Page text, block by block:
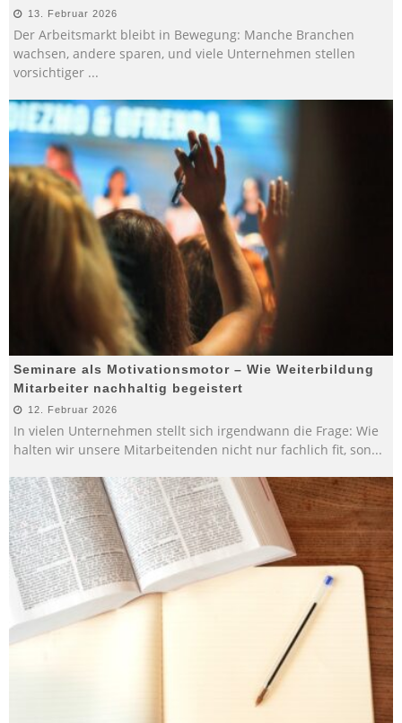
13. Februar 2026
Der Arbeitsmarkt bleibt in Bewegung: Manche Branchen
wachsen, andere sparen, und viele Unternehmen stellen
vorsichtiger ...
Seminare als Motivationsmotor – Wie Weiterbildung
Mitarbeiter nachhaltig begeistert
12. Februar 2026
In vielen Unternehmen stellt sich irgendwann die Frage: Wie
halten wir unsere Mitarbeitenden nicht nur fachlich fit, son...